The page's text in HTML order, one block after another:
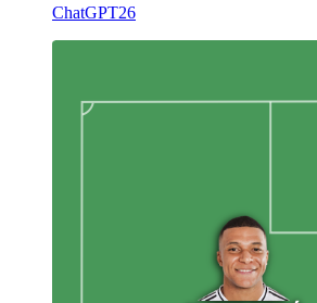
ChatGPT26